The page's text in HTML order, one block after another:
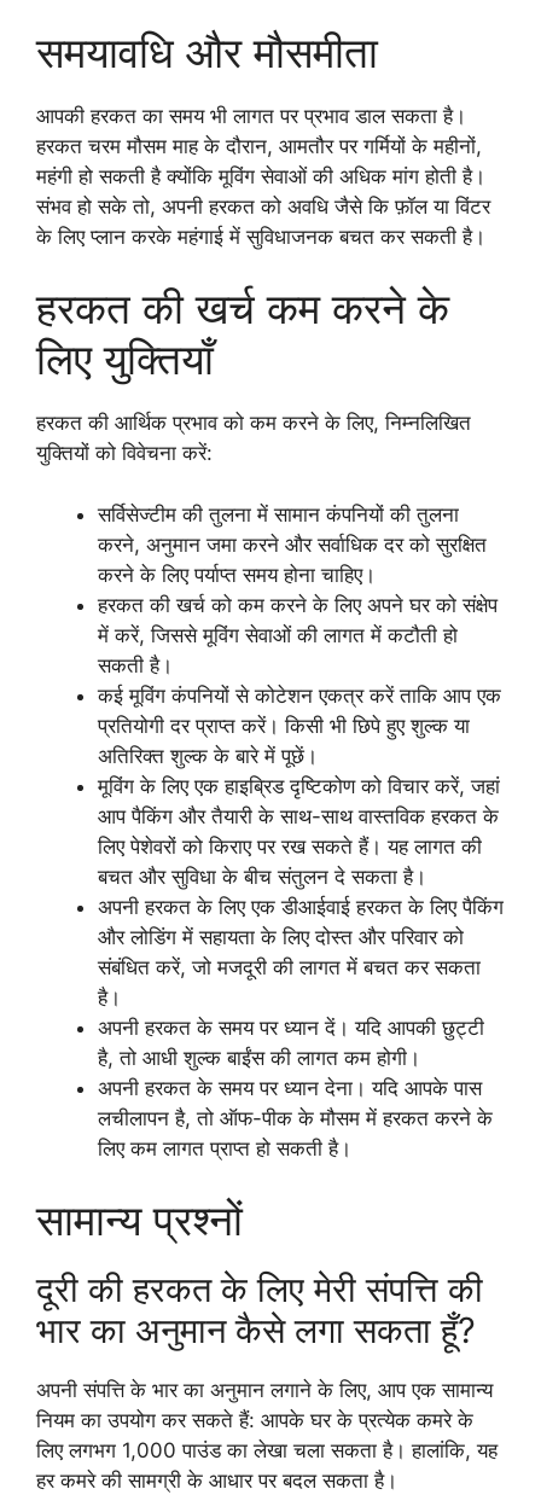
समयावधि और मौसमीता
आपकी हरकत का समय भी लागत पर प्रभाव डाल सकता है।
हरकत चरम मौसम माह के दौरान, आमतौर पर गर्मियों के महीनों,
महंगी हो सकती है क्योंकि मूविंग सेवाओं की अधिक मांग होती है।
संभव हो सके तो, अपनी हरकत को अवधि जैसे कि फ़ॉल या विंटर
के लिए प्लान करके महंगाई में सुविधाजनक बचत कर सकती है।
हरकत की खर्च कम करने के
लिए युक्तियाँ
हरकत की आर्थिक प्रभाव को कम करने के लिए, निम्नलिखित
युक्तियों को विवेचना करें:
सर्विसेज्टीम की तुलना में सामान कंपनियों की तुलना
करने, अनुमान जमा करने और सर्वाधिक दर को सुरक्षित
करने के लिए पर्याप्त समय होना चाहिए।
हरकत की खर्च को कम करने के लिए अपने घर को संक्षेप
में करें, जिससे मूविंग सेवाओं की लागत में कटौती हो
सकती है।
कई मूविंग कंपनियों से कोटेशन एकत्र करें ताकि आप एक
प्रतियोगी दर प्राप्त करें। किसी भी छिपे हुए शुल्क या
अतिरिक्त शुल्क के बारे में पूछें।
मूविंग के लिए एक हाइब्रिड दृष्टिकोण को विचार करें, जहां
आप पैकिंग और तैयारी के साथ-साथ वास्तविक हरकत के
लिए पेशेवरों को किराए पर रख सकते हैं। यह लागत की
बचत और सुविधा के बीच संतुलन दे सकता है।
अपनी हरकत के लिए एक डीआईवाई हरकत के लिए पैकिंग
और लोडिंग में सहायता के लिए दोस्त और परिवार को
संबंधित करें, जो मजदूरी की लागत में बचत कर सकता
है।
अपनी हरकत के समय पर ध्यान दें। यदि आपकी छुट्टी
है, तो आधी शुल्क बाईंस की लागत कम होगी।
अपनी हरकत के समय पर ध्यान देना। यदि आपके पास
लचीलापन है, तो ऑफ-पीक के मौसम में हरकत करने के
लिए कम लागत प्राप्त हो सकती है।
सामान्य प्रश्नों
दूरी की हरकत के लिए मेरी संपत्ति की
भार का अनुमान कैसे लगा सकता हूँ?
अपनी संपत्ति के भार का अनुमान लगाने के लिए, आप एक सामान्य
नियम का उपयोग कर सकते हैं: आपके घर के प्रत्येक कमरे के
लिए लगभग 1,000 पाउंड का लेखा चला सकता है। हालांकि, यह
हर कमरे की सामग्री के आधार पर बदल सकता है।